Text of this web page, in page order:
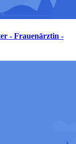
- Frauenärztin -